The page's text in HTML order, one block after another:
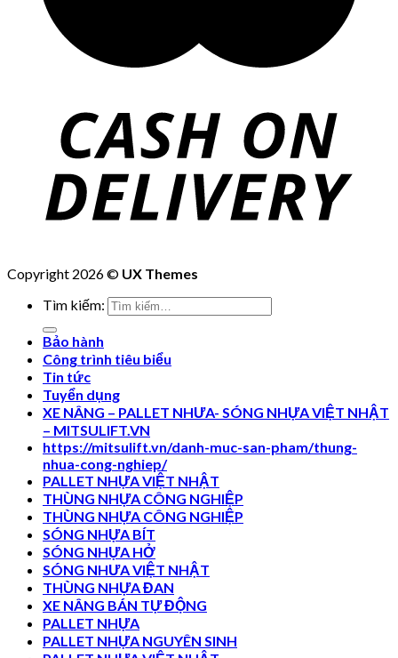
Copyright 2026 © UX Themes
Tìm kiếm:
Bảo hành
Công trình tiêu biểu
Tin tức
Tuyển dụng
XE NÂNG – PALLET NHƯA- SÓNG NHỰA VIỆT NHẬT
– MITSULIFT.VN
https://mitsulift.vn/danh-muc-san-pham/thung-
nhua-cong-nghiep/
PALLET NHỰA VIỆT NHẬT
THÙNG NHỰA CÔNG NGHIỆP
THÙNG NHỰA CÔNG NGHIỆP
SÓNG NHỰA BÍT
SÓNG NHỰA HỞ
SÓNG NHƯA VIỆT NHẬT
THÙNG NHỰA ĐAN
XE NÂNG BÁN TỰ ĐỘNG
PALLET NHỰA
PALLET NHỰA NGUYÊN SINH